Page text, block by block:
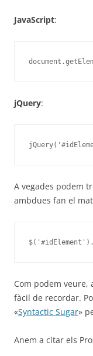
JavaScript:
jQuery:
A vegades podem
ambdues fan el
Com podem veure,
fàcil de recordar.
«Syntactic Sugar»
Anem a citar els